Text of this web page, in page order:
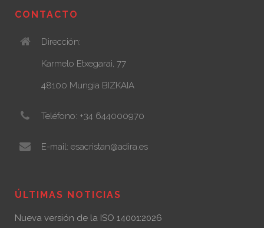
CONTACTO
Dirección:
Karmelo Etxegarai, 77
48100 Mungia BIZKAIA
Teléfono: +34 644000970
E-mail: esacristan@adira.es
ÚLTIMAS NOTICIAS
Nueva versión de la ISO 14001:2026